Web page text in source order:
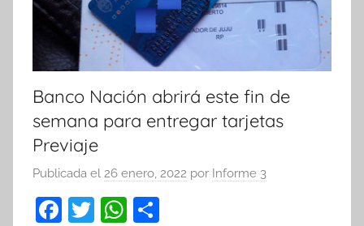
Banco Nación abrirá este fin de
semana para entregar tarjetas
Previaje
Publicada el 26 enero, 2022 por Informe 3
F
T
W